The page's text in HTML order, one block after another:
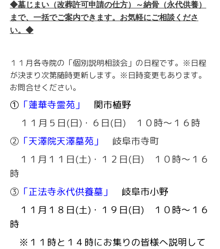
◆墓じまい（改葬許可申請の仕方）～納骨（永代供養）
まで、一括でご案内できます。お気軽にご相談くださ
い。◆
１１月各寺院の「個別説明相談会」の日程です。※日程
が決まり次第随時更新します。※日時変更もあります。
お問合せください。
① 「蓮華寺霊苑」
関市植野
１１ 月５日(日)・６日(日) １０時～１６時
② 「天澤院天澤墓苑」
岐阜市寺町
１１月１１日(土)・１２日(日) １０時～１６
時
③ 「正法寺永代供養墓」
岐阜市小野
１１月１８日(土)・１９日(日) １０時～１６
時
※１１時と１４時にお集りの皆様へ説明して